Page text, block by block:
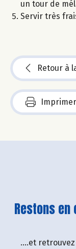
un tour de
Servir très
Retour à
Restons
....et